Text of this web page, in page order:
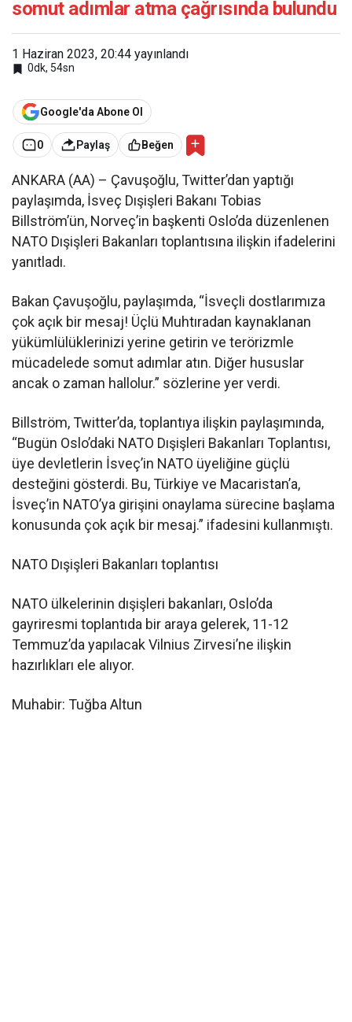
somut adımlar atma çağrısında bulundu
1 Haziran 2023, 20:44 yayınlandı
0dk, 54sn
Google'da Abone Ol
0 Paylaş Beğen
ANKARA (AA) – Çavuşoğlu, Twitter’dan yaptığı
paylaşımda, İsveç Dışişleri Bakanı Tobias
Billström’ün, Norveç’in başkenti Oslo’da düzenlenen
NATO Dışişleri Bakanları toplantısına ilişkin ifadelerini
yanıtladı.
Bakan Çavuşoğlu, paylaşımda, “İsveçli dostlarımıza
çok açık bir mesaj! Üçlü Muhtıradan kaynaklanan
yükümlülüklerinizi yerine getirin ve terörizmle
mücadelede somut adımlar atın. Diğer hususlar
ancak o zaman hallolur.” sözlerine yer verdi.
Billström, Twitter’da, toplantıya ilişkin paylaşımında,
“Bugün Oslo’daki NATO Dışişleri Bakanları Toplantısı,
üye devletlerin İsveç’in NATO üyeliğine güçlü
desteğini gösterdi. Bu, Türkiye ve Macaristan’a,
İsveç’in NATO’ya girişini onaylama sürecine başlama
konusunda çok açık bir mesaj.” ifadesini kullanmıştı.
NATO Dışişleri Bakanları toplantısı
NATO ülkelerinin dışişleri bakanları, Oslo’da
gayriresmi toplantıda bir araya gelerek, 11-12
Temmuz’da yapılacak Vilnius Zirvesi’ne ilişkin
hazırlıkları ele alıyor.
Muhabir: Tuğba Altun